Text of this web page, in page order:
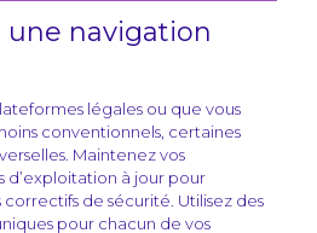
une navigation
légales ou que vous
conventionnels, certaines
Maintenez vos
d’exploitation à jour pour
de sécurité. Utilisez des
pour chacun de vos